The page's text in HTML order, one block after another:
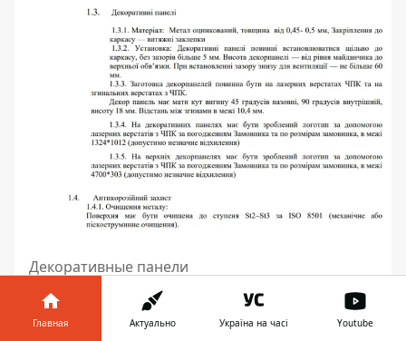
Декоративные панели
Главная Актуально Україна на часі Youtube